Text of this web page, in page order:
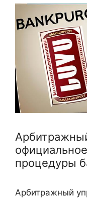
процедуры
Арбитражный